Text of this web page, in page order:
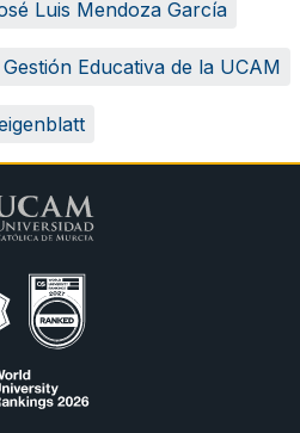
Luis Mendoza García
Educativa de la UCAM